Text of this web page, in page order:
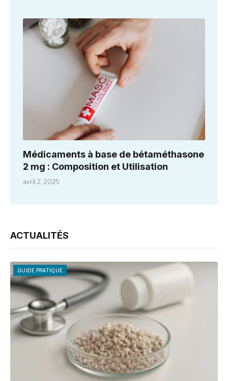
Médicaments à base de bétaméthasone
2 mg : Composition et Utilisation
avril 2, 2025
ACTUALITÉS
GUIDE PRATIQUE